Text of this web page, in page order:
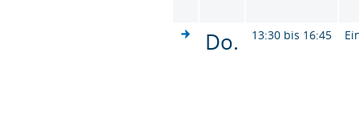
Do. 13:30 bis 16:45